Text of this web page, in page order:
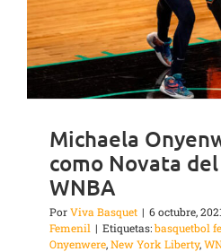
Michaela
como Novata
WNBA
PorViva Basquet | 6 octubre,
Femenil | Etiquetas:basquetbol
Onyenwere,New York Liberty,